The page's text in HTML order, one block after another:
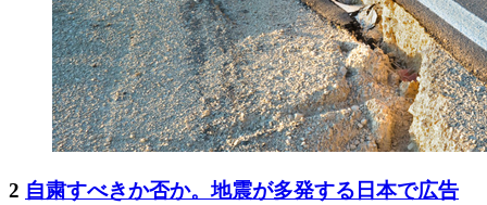
2 自粛すべきか否か。地震が多発する日本で広告